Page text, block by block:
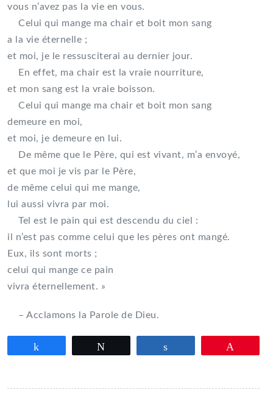
vous n’avez pas la vie en vous.
Celui qui mange ma chair et boit mon sang
a la vie éternelle ;
et moi, je le ressusciterai au dernier jour.
En effet, ma chair est la vraie nourriture,
et mon sang est la vraie boisson.
Celui qui mange ma chair et boit mon sang
demeure en moi,
et moi, je demeure en lui.
De même que le Père, qui est vivant, m’a envoyé,
et que moi je vis par le Père,
de même celui qui me mange,
lui aussi vivra par moi.
Tel est le pain qui est descendu du ciel :
il n’est pas comme celui que les pères ont mangé.
Eux, ils sont morts ;
celui qui mange ce pain
vivra éternellement. »
– Acclamons la Parole de Dieu.